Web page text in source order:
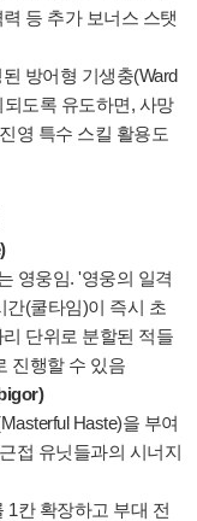
등 추가 보너스 스탯
방어형 기생충(Ward
도록 유도하면, 사망
영 특수 스킬 활용도
영웅임. '영웅의 일격
간(쿨타임)이 즉시 초
단위로 분할된 적들
진행할 수 있음
Haste)을 부여
접 유닛들과의 시너지
1칸 확장하고 부대 전